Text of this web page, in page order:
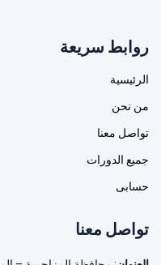
روابط سريعة
الرئيسية
من نحن
تواصل معنا
جميع الدورات
حسابى
تواصل معنا